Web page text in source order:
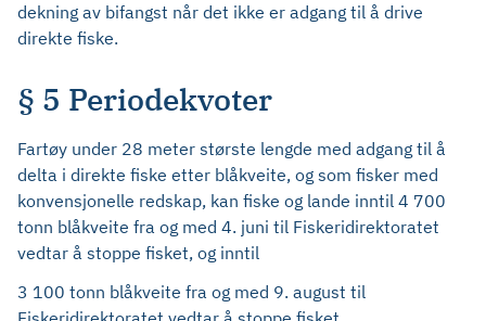
dekning av bifangst når det ikke er adgang til å drive
direkte fiske.
§ 5 Periodekvoter
Fartøy under 28 meter største lengde med adgang til å
delta i direkte fiske etter blåkveite, og som fisker med
konvensjonelle redskap, kan fiske og lande inntil 4 700
tonn blåkveite fra og med 4. juni til Fiskeridirektoratet
vedtar å stoppe fisket, og inntil
3 100 tonn blåkveite fra og med 9. august til